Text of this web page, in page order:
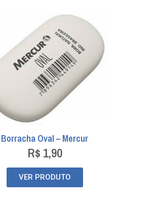
Borracha Oval – Mercur
R$ 1,90
VER PRODUTO